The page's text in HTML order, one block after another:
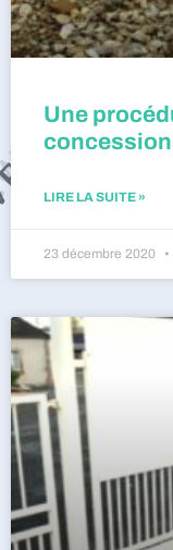
Une
LIRE LA SUITE »
23 décembre 2020